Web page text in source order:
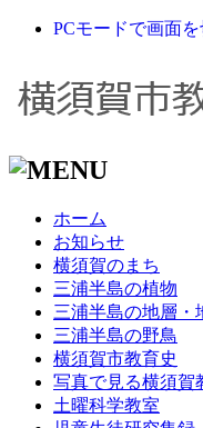
PCモードで画面を
ホーム
お知らせ
横須賀のまち
三浦半島の植物
三浦半島の地層・
三浦半島の野鳥
横須賀市教育史
写真で見る横須賀
土曜科学教室